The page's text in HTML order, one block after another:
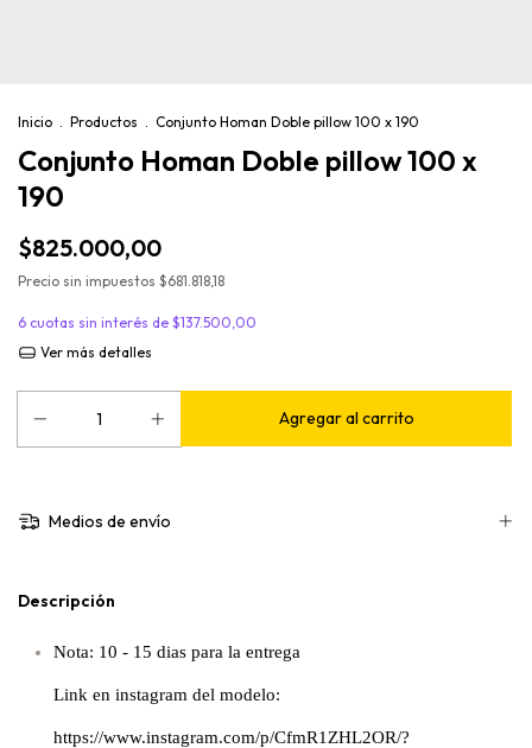
Inicio . Productos . Conjunto Homan Doble pillow 100 x 190
Conjunto Homan Doble pillow 100 x
190
$825.000,00
Precio sin impuestos $681.818,18
6 cuotas sin interés de $137.500,00
Ver más detalles
Medios de envío
Descripción
Nota: 10 - 15 dias para la entrega
Link en instagram del modelo:
https://www.instagram.com/p/CfmR1ZHL2OR/?